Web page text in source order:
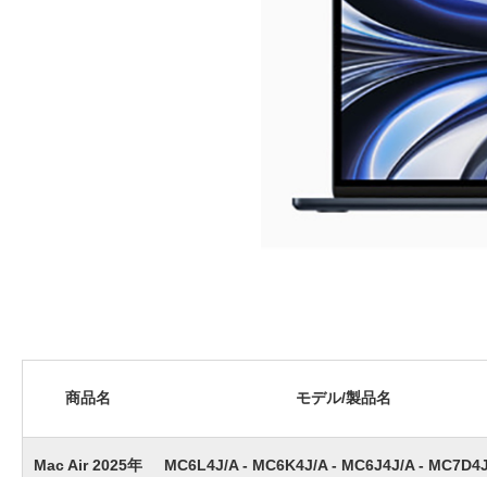
商品名 モデル/製品名
Mac Air 2025年 MC6L4J/A - MC6K4J/A - MC6J4J/A -